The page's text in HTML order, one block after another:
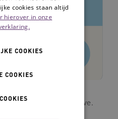
een volledige weergave.
op
cookies staan altijd
hierover in onze
COOKIES
COOKIES